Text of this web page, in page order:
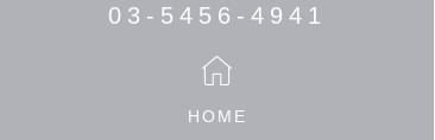
03-5456-4941
HOME